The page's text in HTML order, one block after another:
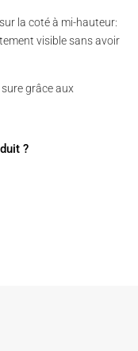
la coté à mi-hauteur:
visible sans avoir
grâce aux
?